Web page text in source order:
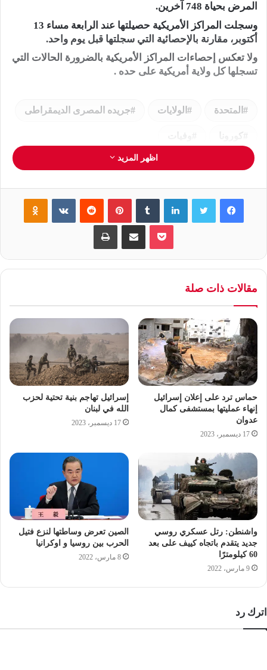
المرض بحياة 748 آخرين.
وسجلت المراكز الأمريكية حصيلتها عند الرابعة مساء 13
أكتوبر، مقارنة بالإحصائية التي سجلتها قبل يوم واحد.
ولا تعكس إحصاءات المراكز الأمريكية بالضرورة الحالات التي
تسجلها كل ولاية أمريكية على حده .
المتحدة الولايات جريده المصرى الديمقراطى
كورونا
اظهر المزيد
فيسبوك تويتر لينكدإن بينتيريست
بوكيت مشاركة عبر البريد طباعة
مقالات ذات صلة
حماس ترد على إعلان إسرائيل
إنهاء عمليتها بمستشفى كمال
عدوان
17 ديسمبر، 2023
إسرائيل تهاجم بنية تحتية لحزب
الله في لبنان
17 ديسمبر، 2023
واشنطن: رتل عسكري روسي
جديد يتقدم باتجاه كييف على بعد
60 كيلومترًا
9 مارس، 2022
الصين تعرض وساطتها لنزع فتيل
الحرب بين روسيا و اوكرانيا
8 مارس، 2022
اترك رد